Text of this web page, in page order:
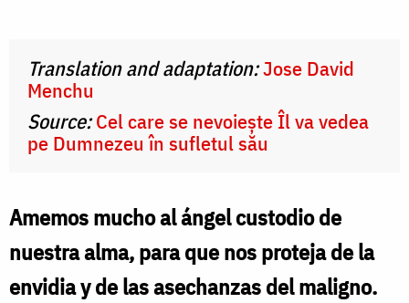
Translation and adaptation:Jose David
Menchu
Source:Cel care se nevoiește Îl va vedea
pe Dumnezeu în sufletul său
Amemos mucho al ángel custodio de
nuestra alma, para que nos proteja de la
envidia y de las asechanzas del maligno.